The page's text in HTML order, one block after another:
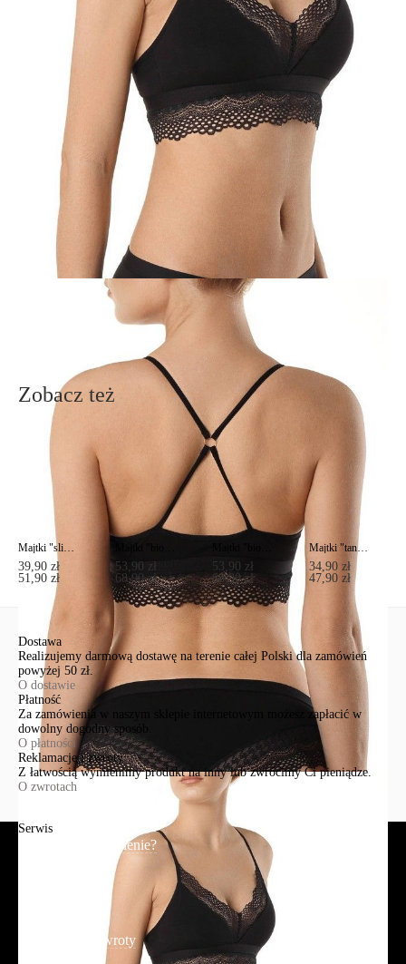
· idealne dopasowanie do ciała,
· elastyczna taśma, przekształcająca się w paski;
· włoska koronka,
· pełny wdzięku splot na plecach,
· lekka bambusowa tkanina najwyższej jakości,
·idealne dopasowanie.
1008020120070588
poliamid 52%; włókno bambusowe 39%; elastan 9%
Udostępnij produkt
Podmiot odpowiedzialny
EuroTrade Tex Sp z o.o.
91-341, Łódź, Polska
+48 500-503-636
info@conteshop.pl
Ten produkt nie ma pytań Możesz zadać pytanie, klikając przycisk
Zadaj pytanie
Nowe pytanie
Zobacz też
Majtki "slipy" MODERNISTA LB 992 (na wieszaku)
39,90 zł
51,90 zł
53,90 zł
68,90 zł
53,90 zł
68,90 zł
Majtki "tanga" MODERNISTA LTA 993 (na wieszaku)
34,90 zł
47,90 zł
Dostawa
Realizujemy darmową dostawę na terenie całej Polski dla zamówień
powyżej 50 zł.
O dostawie
Płatność
Za zamówienia w naszym sklepie internetowym możesz zapłacić w
dowolny dogodny sposób.
O płatności
Reklamacje i zwroty
Z łatwością wymienimy produkt na inny lub zwrócimy Ci pieniądze.
O zwrotach
Serwis
Jak złożyć zamówienie?
Reklamacje i zwroty